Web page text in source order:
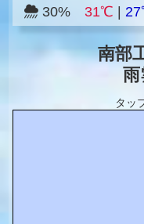
30% 31℃
南部
雨
タッ